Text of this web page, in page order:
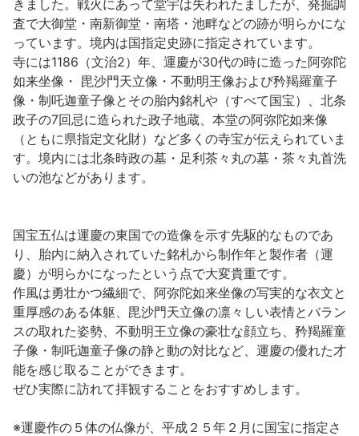
西伊豆町
伊東市
伊豆の国市
松崎町
東伊豆町
河津町
アクセス
伊豆ワーケーション
きました。戦火にあって堂宇は失われたましたが、発掘調
査で大御堂・南新御堂・南塔・池畔などの跡が明らかにな
っています。境内は国指定史跡に指定されています。
寺には1186（文治2）年、運慶が30代の時に造った阿弥陀
如来坐像・ 毘沙門天立像・不動明王像および矜羯羅童子
像・制吒迦童子像とその胎内銘札や（すべて国宝）、北条
政子の7回忌に造られた政子地蔵、本堂の阿弥陀如来像
（ともに県指定文化財）など多くの寺宝が伝えられていま
す。境内には北条時政の墓・足利茶々丸の墓・茶々丸首洗
いの池などがあります。
国宝五仏は運慶の東国での造像を示す先駆的なものであ
り、胎内に納入されていた銘札から制作年と製作者（運
慶）が明らかになったという点で大変貴重です。
作風は勇壮かつ繊細で、阿弥陀如来坐像の写実的な衣文と
重厚感のある体躯、毘沙門天立像の凛々しい表情とバラン
スの取れた姿勢、不動明王立像の豪壮な顔立ち、矜羯羅童
子像・制吒迦童子像の静と動の対比など、運慶の優れた才
能を感じ取ることができます。
ぜひ実際に訪れて拝観することをおすすめします。
※運慶作の５体の仏像が、平成２５年２月に国宝に指定さ